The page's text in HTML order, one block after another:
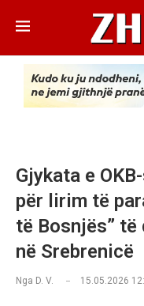
Gjykata e
për lirim të
të Bosnjës” të
në Srebrenicë
Nga D. V. 15.05.2026